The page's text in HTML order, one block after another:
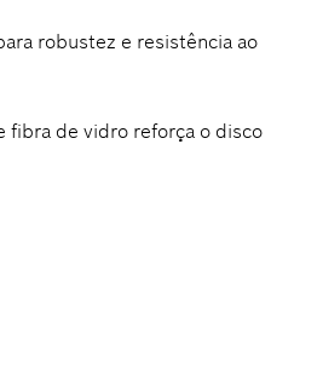
robustez e resistência ao
fibra de vidro reforça o disco